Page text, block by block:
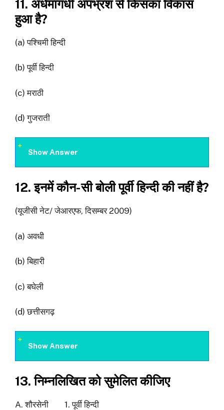
11. अर्धमागधी अपभ्रंश से किसका विकास
हुआ है?
(a) पश्चिमी हिन्दी
(b) पूर्वी हिन्दी
(c) मराठी
(d) गुजराती
Show Answer
12. इनमें कौन-सी बोली पूर्वी हिन्दी की नहीं है?
(यूजीसी नेट/ जेआरएफ, दिसम्बर 2009)
(a) अवधी
(b) बिहारी
(c) बघेली
(d) छत्तीसगढ़
Show Answer
13. निम्नलिखित को सुमेलित कीजिए
A. शौरसेनी 1. पूर्वी हिन्दी